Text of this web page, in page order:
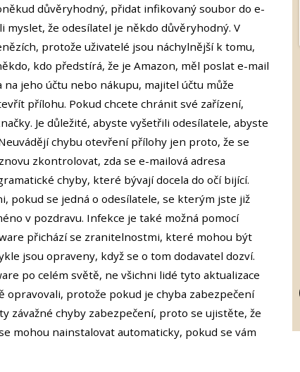
důvěryhodný, přidat infikovaný soubor do e-
že odesílatel je někdo důvěryhodný. V
protože uživatelé jsou náchylnější k tomu,
kdo předstírá, že je Amazon, měl poslat e-mail
jeho účtu nebo nákupu, majitel účtu může
přílohu. Pokud chcete chránit své zařízení,
Je důležité, abyste vyšetřili odesílatele, abyste
chybu otevření přílohy jen proto, že se
zkontrolovat, zda se e-mailová adresa
chyby, které bývají docela do očí bijící.
pokud se jedná o odesílatele, se kterým jste již
v pozdravu. Infekce je také možná pomocí
přichází se zranitelnostmi, které mohou být
jsou opraveny, když se o tom dodavatel dozví.
po celém světě, ne všichni lidé tyto aktualizace
opravovali, protože pokud je chyba zabezpečení
závažné chyby zabezpečení, proto se ujistěte, že
mohou nainstalovat automaticky, pokud se vám